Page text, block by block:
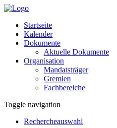
Startseite
Kalender
Dokumente
Aktuelle Dokumente
Organisation
Mandatsträger
Gremien
Fachbereiche
Toggle navigation
Rechercheauswahl